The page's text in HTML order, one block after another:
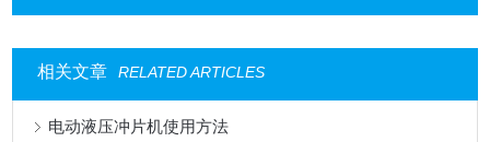
相关文章 RELATED ARTICLES
电动液压冲片机使用方法